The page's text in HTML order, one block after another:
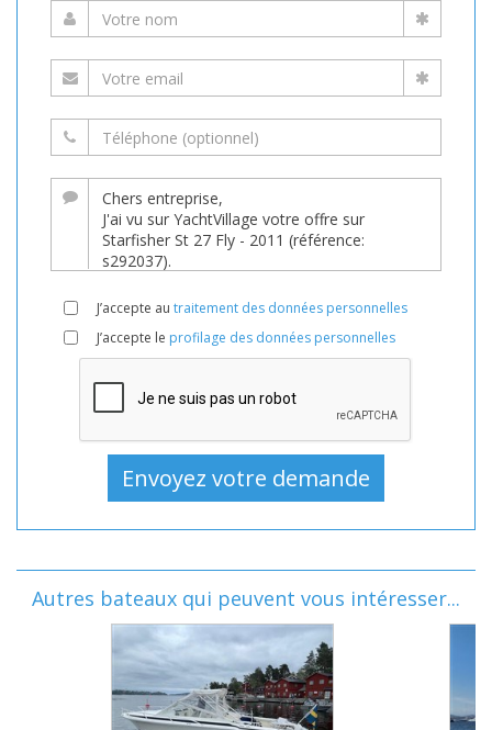
J’accepte au traitement des données personnelles
J’accepte le profilage des données personnelles
Autres bateaux qui peuvent vous intéresser...